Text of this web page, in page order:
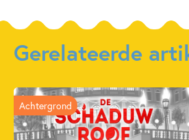
Gerelateerde
Achtergrond